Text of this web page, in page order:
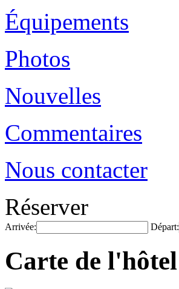
Équipements
Photos
Nouvelles
Commentaires
Nous contacter
Réserver
Arrivée: Départ:
Carte de l'hôtel